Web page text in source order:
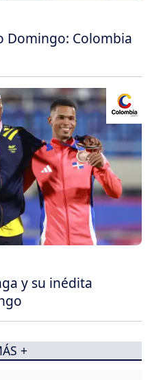
Domingo: Colombia
y su inédita
+